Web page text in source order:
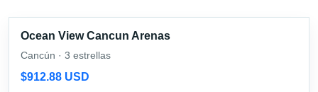
Ocean View Cancun Arenas
Cancún · 3 estrellas
$912.88 USD